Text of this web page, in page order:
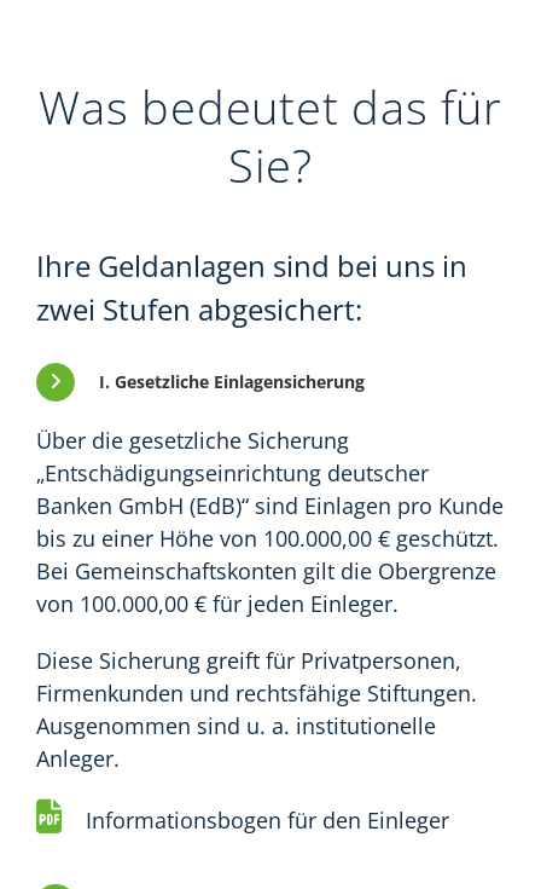
Was bedeutet das für
Sie?
Ihre Geldanlagen sind bei uns in
zwei Stufen abgesichert:
I. Gesetzliche Einlagensicherung
Über die gesetzliche Sicherung
„Entschädigungseinrichtung deutscher
Banken GmbH (EdB)“ sind Einlagen pro Kunde
bis zu einer Höhe von 100.000,00 € geschützt.
Bei Gemeinschaftskonten gilt die Obergrenze
von 100.000,00 € für jeden Einleger.
Diese Sicherung greift für Privatpersonen,
Firmenkunden und rechtsfähige Stiftungen.
Ausgenommen sind u. a. institutionelle
Anleger.
Informationsbogen für den Einleger